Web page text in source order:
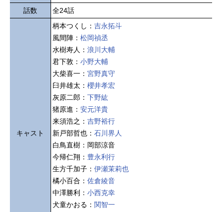
話数
全24話
キャスト
柄本つくし： 吉永拓斗
風間陣： 松岡禎丞
水樹寿人： 浪川大輔
君下敦： 小野大輔
大柴喜一： 宮野真守
臼井雄太： 櫻井孝宏
灰原二郎： 下野紘
猪原進： 安元洋貴
来須浩之： 吉野裕行
新戸部哲也： 石川界人
白鳥直樹：岡部涼音
今帰仁翔： 豊永利行
生方千加子： 伊瀬茉莉也
橘小百合： 佐倉綾音
中澤勝利： 小西克幸
犬童かおる： 関智一